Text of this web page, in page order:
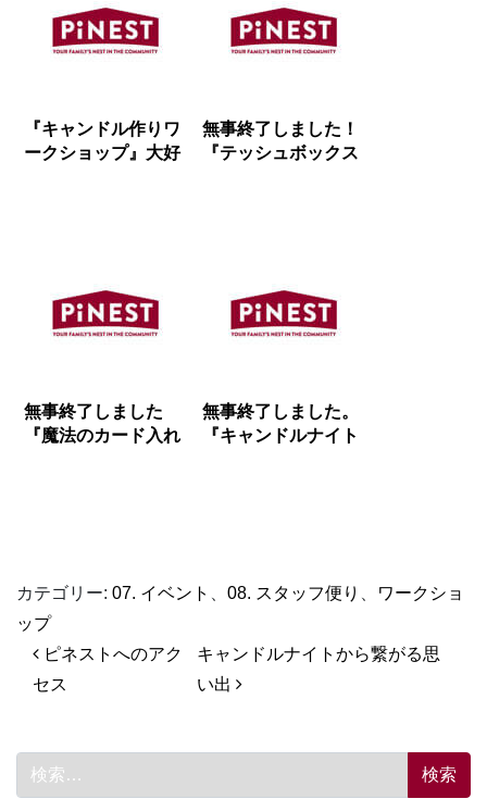
『キャンドル作りワ
ークショップ』大好
無事終了しました！
『テッシュボックス
無事終了しました
『魔法のカード入れ
無事終了しました。
『キャンドルナイト
カテゴリー: 07. イベント 08. スタッフ便り
ワークショ
ップ
投稿ナビゲーション
ピネストへのアク
セス
キャンドルナイトから繋がる思
い出
検索: